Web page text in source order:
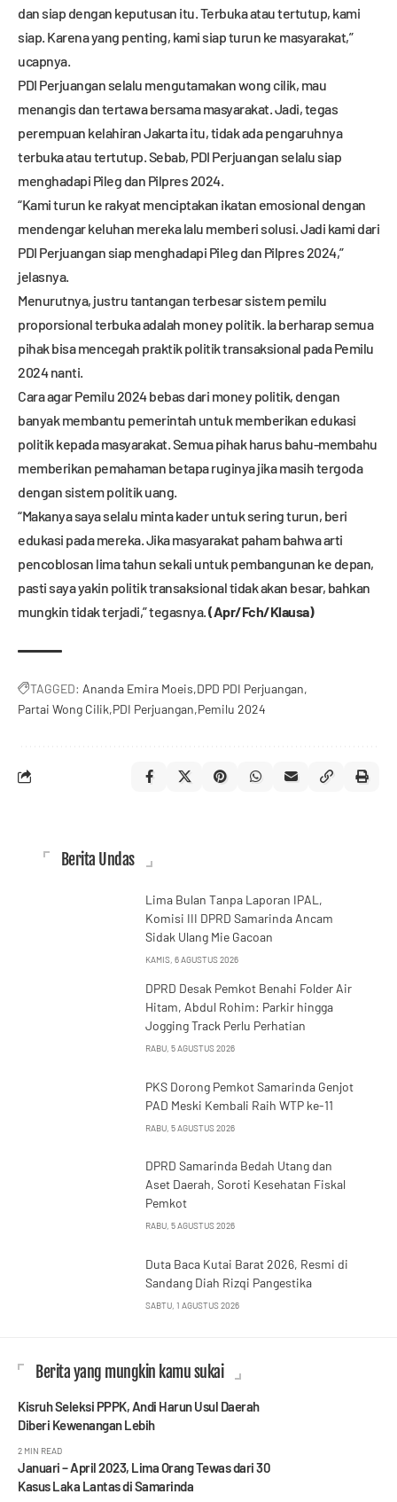
dan siap dengan keputusan itu. Terbuka atau tertutup, kami
siap. Karena yang penting, kami siap turun ke masyarakat,”
ucapnya.
PDI Perjuangan selalu mengutamakan wong cilik, mau
menangis dan tertawa bersama masyarakat. Jadi, tegas
perempuan kelahiran Jakarta itu, tidak ada pengaruhnya
terbuka atau tertutup. Sebab, PDI Perjuangan selalu siap
menghadapi Pileg dan Pilpres 2024.
“Kami turun ke rakyat menciptakan ikatan emosional dengan
mendengar keluhan mereka lalu memberi solusi. Jadi kami dari
PDI Perjuangan siap menghadapi Pileg dan Pilpres 2024,”
jelasnya.
Menurutnya, justru tantangan terbesar sistem pemilu
proporsional terbuka adalah money politik. Ia berharap semua
pihak bisa mencegah praktik politik transaksional pada Pemilu
2024 nanti.
Cara agar Pemilu 2024 bebas dari money politik, dengan
banyak membantu pemerintah untuk memberikan edukasi
politik kepada masyarakat. Semua pihak harus bahu-membahu
memberikan pemahaman betapa ruginya jika masih tergoda
dengan sistem politik uang.
“Makanya saya selalu minta kader untuk sering turun, beri
edukasi pada mereka. Jika masyarakat paham bahwa arti
pencoblosan lima tahun sekali untuk pembangunan ke depan,
pasti saya yakin politik transaksional tidak akan besar, bahkan
mungkin tidak terjadi,” tegasnya. (Apr/Fch/Klausa)
TAGGED: Ananda Emira Moeis DPD PDI Perjuangan
Partai Wong Cilik PDI Perjuangan Pemilu 2024
Berita Undas
Lima Bulan Tanpa Laporan IPAL,
Komisi III DPRD Samarinda Ancam
Sidak Ulang Mie Gacoan
KAMIS, 6 AGUSTUS 2026
DPRD Desak Pemkot Benahi Folder Air
Hitam, Abdul Rohim: Parkir hingga
Jogging Track Perlu Perhatian
RABU, 5 AGUSTUS 2026
PKS Dorong Pemkot Samarinda Genjot
PAD Meski Kembali Raih WTP ke-11
RABU, 5 AGUSTUS 2026
DPRD Samarinda Bedah Utang dan
Aset Daerah, Soroti Kesehatan Fiskal
Pemkot
RABU, 5 AGUSTUS 2026
Duta Baca Kutai Barat 2026, Resmi di
Sandang Diah Rizqi Pangestika
SABTU, 1 AGUSTUS 2026
Berita yang mungkin kamu sukai
Kisruh Seleksi PPPK, Andi Harun Usul Daerah
Diberi Kewenangan Lebih
2 MIN READ
Januari – April 2023, Lima Orang Tewas dari 30
Kasus Laka Lantas di Samarinda